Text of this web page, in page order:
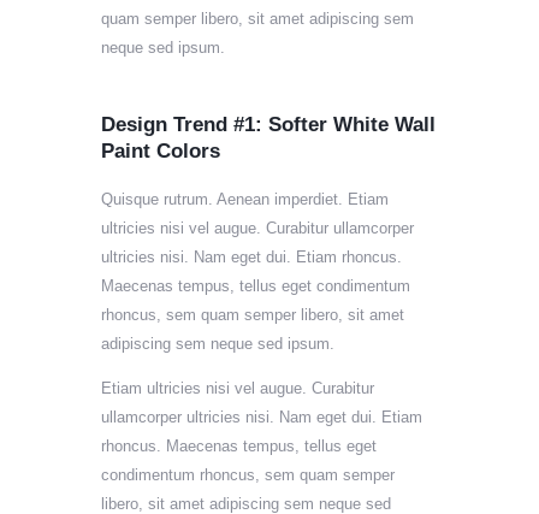
quam semper libero, sit amet adipiscing sem
neque sed ipsum.
Design Trend #1: Softer White Wall
Paint Colors
Quisque rutrum. Aenean imperdiet. Etiam
ultricies nisi vel augue. Curabitur ullamcorper
ultricies nisi. Nam eget dui. Etiam rhoncus.
Maecenas tempus, tellus eget condimentum
rhoncus, sem quam semper libero, sit amet
adipiscing sem neque sed ipsum.
Etiam ultricies nisi vel augue. Curabitur
ullamcorper ultricies nisi. Nam eget dui. Etiam
rhoncus. Maecenas tempus, tellus eget
condimentum rhoncus, sem quam semper
libero, sit amet adipiscing sem neque sed